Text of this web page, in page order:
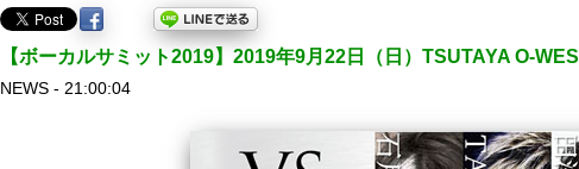
【ボーカルサミット2019】2019年9月22日（日）TSUTAYA O-
NEWS - 21:00:04